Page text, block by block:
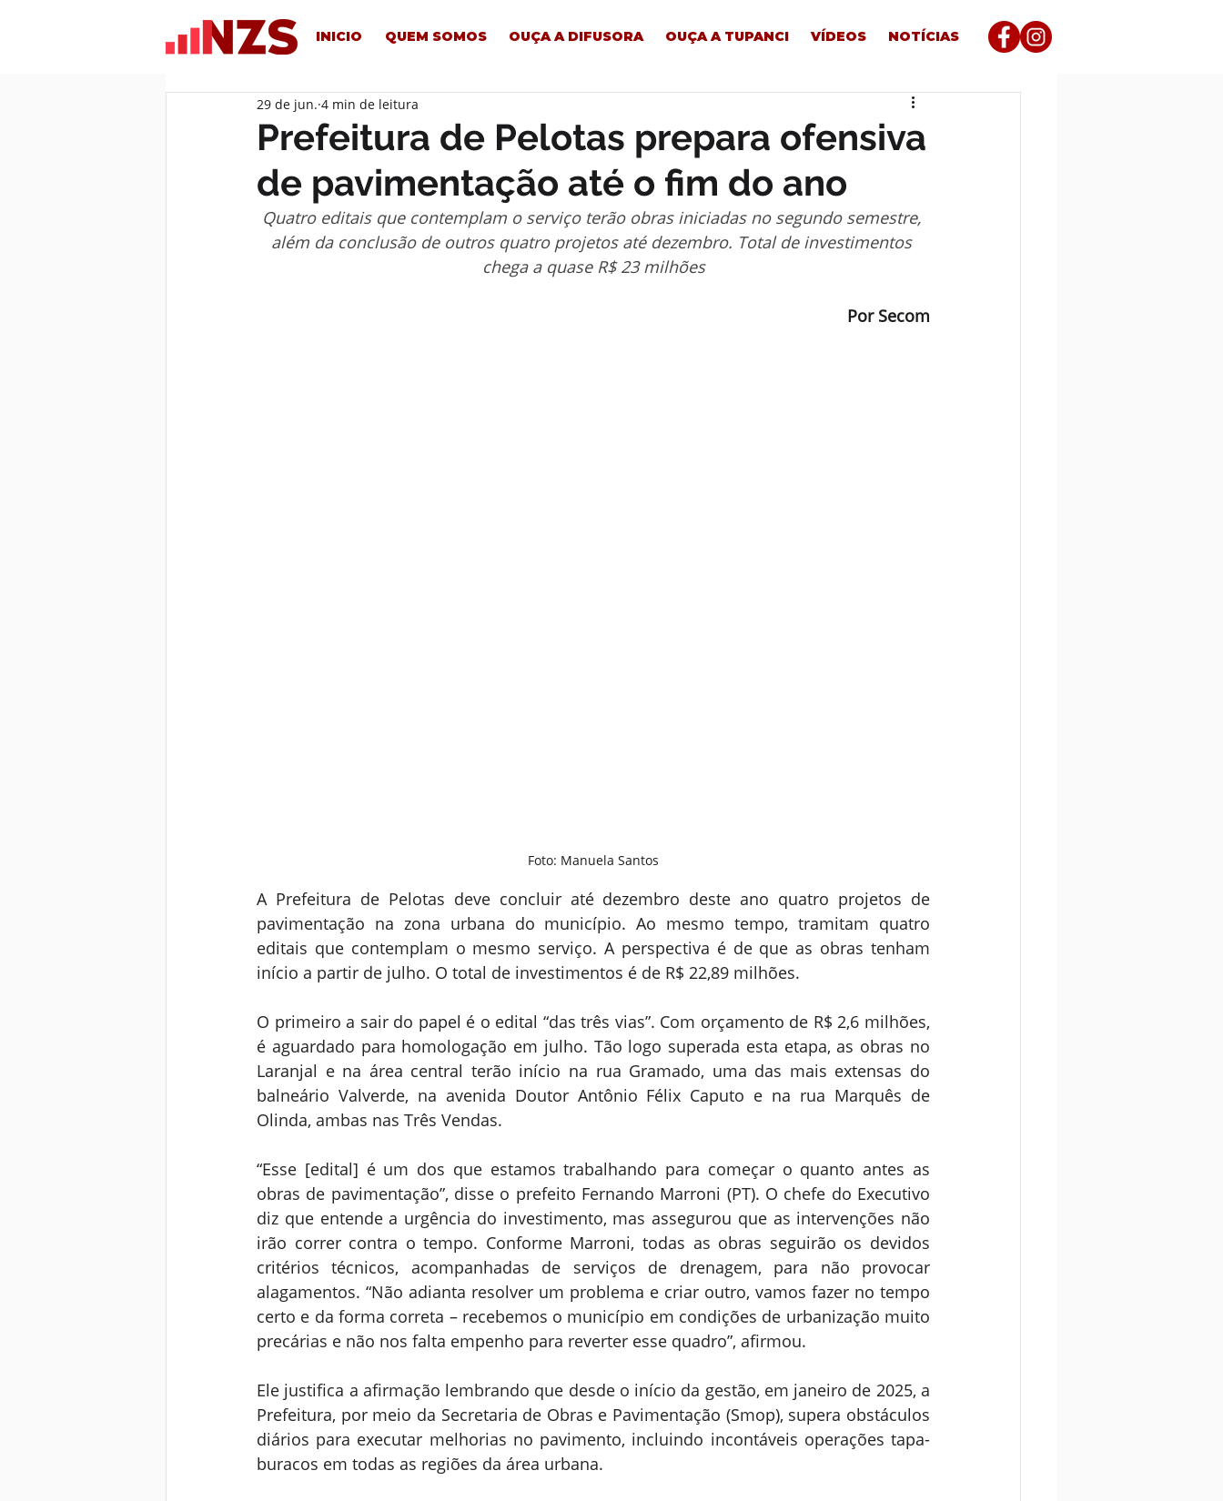
INICIO QUEM SOMOS OUÇA A DIFUSORA OUÇA A TUPANCI VÍDEOS NOTÍCIAS
Prefeitura de Pelotas prepara ofensiva
de pavimentação até o fim do ano
29 de jun. 4 min de leitura
Quatro editais que contemplam o serviço terão obras iniciadas no segundo semestre,
além da conclusão de outros quatro projetos até dezembro. Total de investimentos
chega a quase R$ 23 milhões
Por Secom
Foto: Manuela Santos
A Prefeitura de Pelotas deve concluir até dezembro deste ano quatro projetos de
pavimentação na zona urbana do município. Ao mesmo tempo, tramitam quatro
editais que contemplam o mesmo serviço. A perspectiva é de que as obras tenham
início a partir de julho. O total de investimentos é de R$ 22,89 milhões.
O primeiro a sair do papel é o edital “das três vias”. Com orçamento de R$ 2,6 milhões,
é aguardado para homologação em julho. Tão logo superada esta etapa, as obras no
Laranjal e na área central terão início na rua Gramado, uma das mais extensas do
balneário Valverde, na avenida Doutor Antônio Félix Caputo e na rua Marquês de
Olinda, ambas nas Três Vendas.
“Esse [edital] é um dos que estamos trabalhando para começar o quanto antes as
obras de pavimentação”, disse o prefeito Fernando Marroni (PT). O chefe do Executivo
diz que entende a urgência do investimento, mas assegurou que as intervenções não
irão correr contra o tempo. Conforme Marroni, todas as obras seguirão os devidos
critérios técnicos, acompanhadas de serviços de drenagem, para não provocar
alagamentos. “Não adianta resolver um problema e criar outro, vamos fazer no tempo
certo e da forma correta – recebemos o município em condições de urbanização muito
precárias e não nos falta empenho para reverter esse quadro”, afirmou.
Ele justifica a afirmação lembrando que desde o início da gestão, em janeiro de 2025, a
Prefeitura, por meio da Secretaria de Obras e Pavimentação (Smop), supera obstáculos
diários para executar melhorias no pavimento, incluindo incontáveis operações tapa-
buracos em todas as regiões da área urbana.